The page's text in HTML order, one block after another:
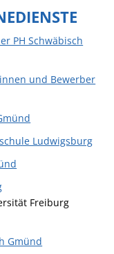
PH Schwäbisch
und Bewerber
Ludwigsburg
Freiburg
Gmünd